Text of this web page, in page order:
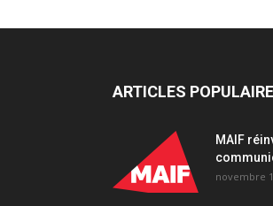
les
commerce
pendant
ARTICLES
MAIF
novembre